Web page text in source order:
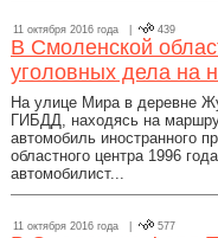
11 октября 2016 года | 439
В Смоленской
уголовных дела на
На улице Мира в деревне
ГИБДД, находясь на
автомобиль иностранного
областного центра 1996
автомобилист...
11 октября 2016 года | 577